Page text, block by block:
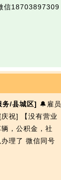
信18703897309
务/县城区] 🔔雇员
祝] 【没有营业
，公积金，社
理了 微信同号